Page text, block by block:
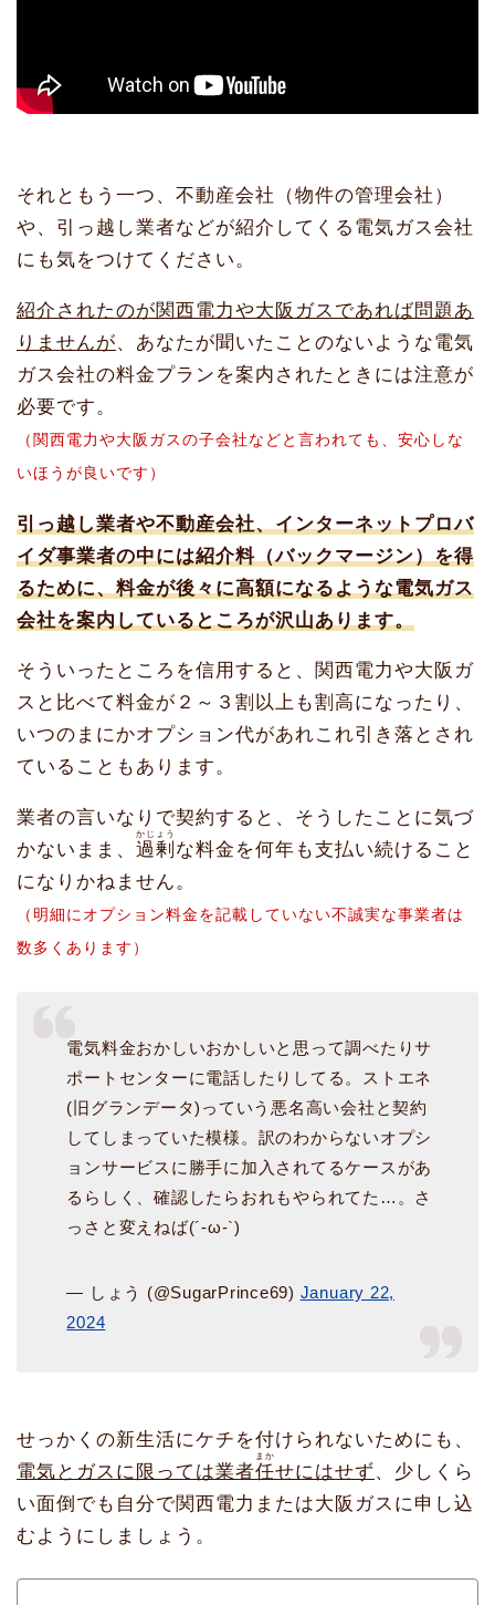
それともう一つ、不動産会社（物件の管理会社）
や、引っ越し業者などが紹介してくる電気ガス会社
にも気をつけてください。
紹介されたのが関西電力や大阪ガスであれば問題あ
りませんが、あなたが聞いたことのないような電気
ガス会社の料金プランを案内されたときには注意が
必要です。
（関西電力や大阪ガスの子会社などと言われても、安心しな
いほうが良いです）
引っ越し業者や不動産会社、インターネットプロバ
イダ事業者の中には紹介料（バックマージン）を得
るために、料金が後々に高額になるような電気ガス
会社を案内しているところが沢山あります。
そういったところを信用すると、関西電力や大阪ガ
スと比べて料金が２～３割以上も割高になったり、
いつのまにかオプション代があれこれ引き落とされ
ていることもあります。
業者の言いなりで契約すると、そうしたことに気づ
かないまま、 過剰
かじょう
な料金を何年も支払い続けること
になりかねません。
（明細にオプション料金を記載していない不誠実な事業者は
数多くあります）
電気料金おかしいおかしいと思って調べたりサ
ポートセンターに電話したりしてる。ストエネ
(旧グランデータ)っていう悪名高い会社と契約
してしまっていた模様。訳のわからないオプシ
ョンサービスに勝手に加入されてるケースがあ
るらしく、確認したらおれもやられてた…。さ
っさと変えねば(´-ω-`)
— しょう (@SugarPrince69) January 22,
2024
せっかくの新生活にケチを付けられないためにも、
電気とガスに限っては業者任
まか
せにはせず、少しくら
い面倒でも自分で関西電力または大阪ガスに申し込
むようにしましょう。